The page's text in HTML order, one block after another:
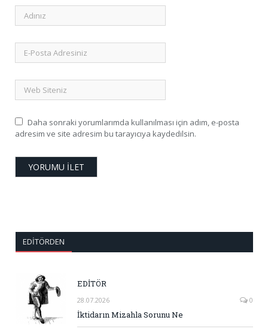
Daha sonraki yorumlarımda kullanılması için adım, e-posta
adresim ve site adresim bu tarayıcıya kaydedilsin.
EDITÖRDEN
EDİTÖR
28.07.2026 0
İktidarın Mizahla Sorunu Ne